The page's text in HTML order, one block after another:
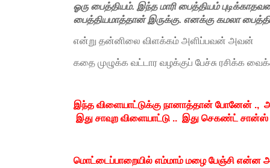
ஓரு பைத்தியம். இந்த மாரி பைத்தியம்
பைத்தியமாத்தான் இருக்கு. எனக்கு கமலா
என்று தன்னிலை விளக்கம் அளிப்பவன் அவன்
கதை முழுக்க வட்டார வழக்குப் பேச்சு ரசிக்க
இந்த விளையாட்டுக்கு நானாத்தான் போனேன்
இது சாவுற விளையாட்டு .. இது செகண்ட் சான்ஸ்
மொட்டைப்பாறையில் எம்மாம் மழை பேஞ்சி என்ன